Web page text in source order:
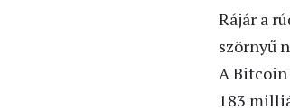
Rájár a
szörnyű
A
183